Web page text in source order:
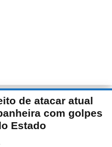
de atacar atual
com golpes
Estado